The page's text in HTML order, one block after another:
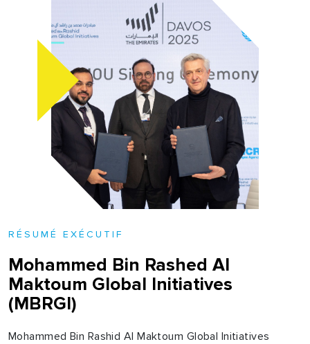
RÉSUMÉ EXÉCUTIF
Mohammed Bin Rashed Al
Maktoum Global Initiatives
(MBRGI)
Mohammed Bin Rashid Al Maktoum Global Initiatives